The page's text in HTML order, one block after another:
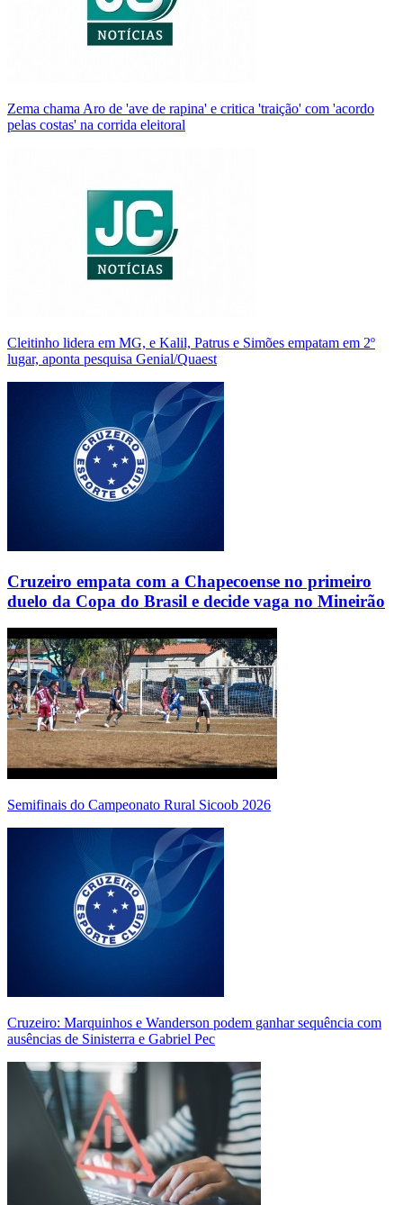
Zema chama Aro de 'ave de rapina' e critica 'traição' com 'acordo
pelas costas' na corrida eleitoral
Cleitinho lidera em MG, e Kalil, Patrus e Simões empatam em 2º
lugar, aponta pesquisa Genial/Quaest
Cruzeiro empata com a Chapecoense no primeiro
duelo da Copa do Brasil e decide vaga no Mineirão
Semifinais do Campeonato Rural Sicoob 2026
Cruzeiro: Marquinhos e Wanderson podem ganhar sequência com
ausências de Sinisterra e Gabriel Pec